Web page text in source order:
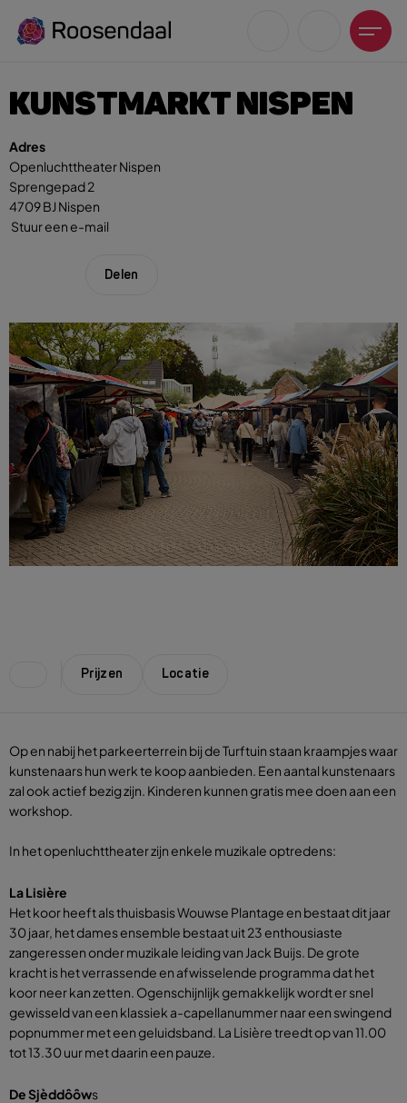
Zoeksuggesties
UITagenda
KUNSTMARKT NISPEN
Adres
Openluchttheater Nispen
Sprengepad 2
4709 BJ Nispen
Stuur een e-mail
Delen
Prijzen Locatie
Op en nabij het parkeerterrein bij de Turftuin staan kraampjes waar
kunstenaars hun werk te koop aanbieden. Een aantal kunstenaars
zal ook actief bezig zijn. Kinderen kunnen gratis mee doen aan een
workshop.
In het openluchttheater zijn enkele muzikale optredens:
La Lisière
Het koor heeft als thuisbasis Wouwse Plantage en bestaat dit jaar
30 jaar, het dames ensemble bestaat uit 23 enthousiaste
zangeressen onder muzikale leiding van Jack Buijs. De grote
kracht is het verrassende en afwisselende programma dat het
koor neer kan zetten. Ogenschijnlijk gemakkelijk wordt er snel
gewisseld van een klassiek a-capellanummer naar een swingend
popnummer met een geluidsband. La Lisière treedt op van 11.00
tot 13.30 uur met daarin een pauze.
De Sjèddôôws